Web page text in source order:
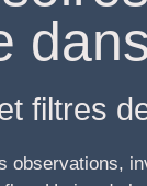
filtres
observations,